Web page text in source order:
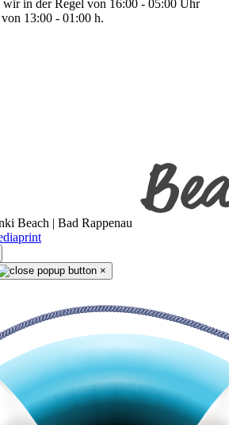
wir in der Regel von 16:00 - 05:00 Uhr
13:00 - 01:00 h.
Beach | Bad Rappenau
×